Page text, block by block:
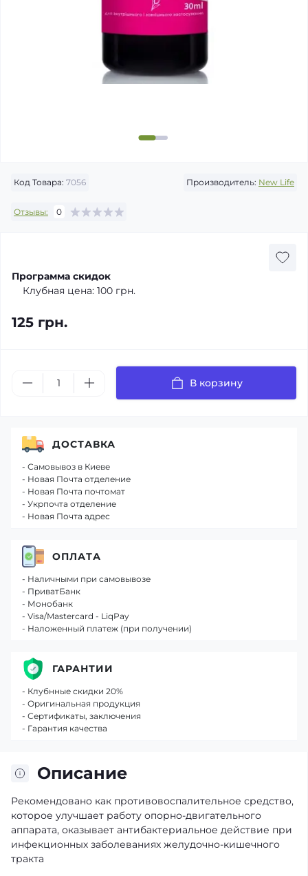
Код Товара: 7056 Производитель: New Life
Отзывы: 0
Программа скидок
Клубная цена: 100 грн.
125 грн.
В корзину
Описание
Рекомендовано как противовоспалительное средство,
которое улучшает работу опорно-двигательного
аппарата, оказывает антибактериальное действие при
инфекционных заболеваниях желудочно-кишечного
тракта
ДОСТАВКА
- Самовывоз в Киеве
- Новая Почта отделение
- Новая Почта почтомат
- Укрпочта отделение
- Новая Почта адрес
ОПЛАТА
- Наличными при самовывозе
- ПриватБанк
- Монобанк
- Visa/Mastercard - LiqPay
- Наложенный платеж (при получении)
ГАРАНТИИ
- Клубнные скидки 20%
- Оригинальная продукция
- Сертификаты, заключения
- Гарантия качества